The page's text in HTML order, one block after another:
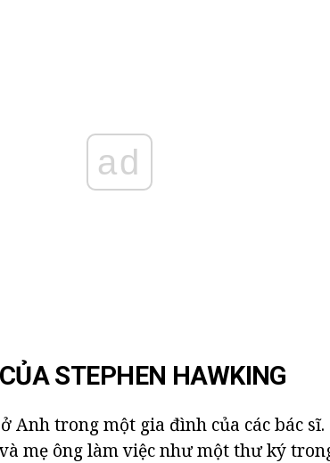
ad
STEPHEN HAWKING
Anh trong một gia đình của các bác sĩ.
mẹ ông làm việc như một thư ký